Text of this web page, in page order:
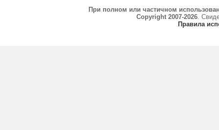
При полном или частичном
Copyright 2007-2026.
Правила